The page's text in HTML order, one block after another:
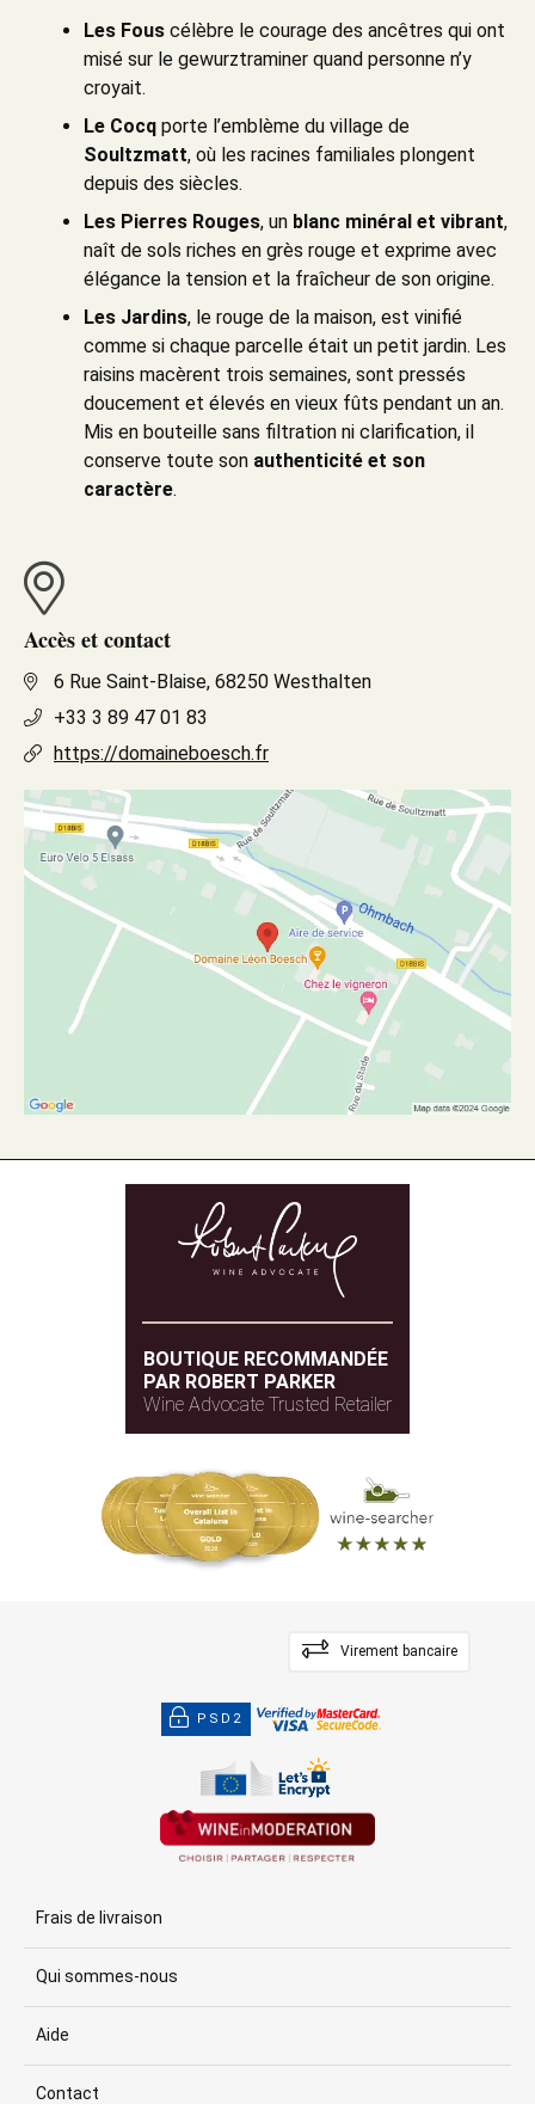
Les Fous célèbre le courage des ancêtres qui ont
misé sur le gewurztraminer quand personne n’y
croyait.
Le Cocq porte l’emblème du village de
Soultzmatt, où les racines familiales plongent
depuis des siècles.
Les Pierres Rouges, un blanc minéral et vibrant,
naît de sols riches en grès rouge et exprime avec
élégance la tension et la fraîcheur de son origine.
Les Jardins, le rouge de la maison, est vinifié
comme si chaque parcelle était un petit jardin. Les
raisins macèrent trois semaines, sont pressés
doucement et élevés en vieux fûts pendant un an.
Mis en bouteille sans filtration ni clarification, il
conserve toute son authenticité et son
caractère.
Accès et contact
6 Rue Saint-Blaise, 68250 Westhalten
+33 3 89 47 01 83
https://domaineboesch.fr
BOUTIQUE RECOMMANDÉE
PAR ROBERT PARKER
Wine Advocate Trusted Retailer
Virement bancaire
PSD2
Frais de livraison
Qui sommes-nous
Aide
Contact